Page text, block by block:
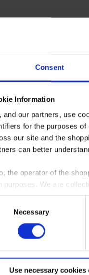
Consent
Information
and our partners, use
for the purposes
our site and the
can better
the operator of the
purposes. We are
clicking “Accept All”,
cart site. For more
Necessary
Use necessary cookies